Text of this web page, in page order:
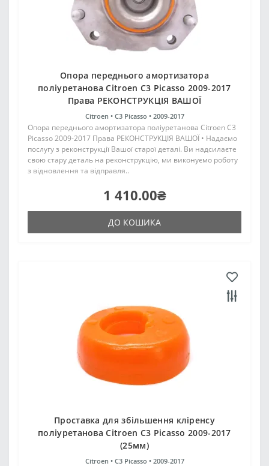
Опора переднього амортизатора
поліуретанова Citroen C3 Picasso 2009-2017
Права РЕКОНСТРУКЦІЯ ВАШОЇ
Citroen • C3 Picasso • 2009-2017
Опора переднього амортизатора поліуретанова Citroen C3
Picasso 2009-2017 Права РЕКОНСТРУКЦІЯ ВАШОЇ • Надаємо
послугу з реконструкції Вашої старої деталі. Ви надсилаєте
свою стару деталь на реконструкцію, ми виконуємо роботу
з відновлення та відправля..
1 410.00₴
ДО КОШИКА
Проставка для збільшення кліренсу
поліуретанова Citroen C3 Picasso 2009-2017
(25мм)
Citroen • C3 Picasso • 2009-2017